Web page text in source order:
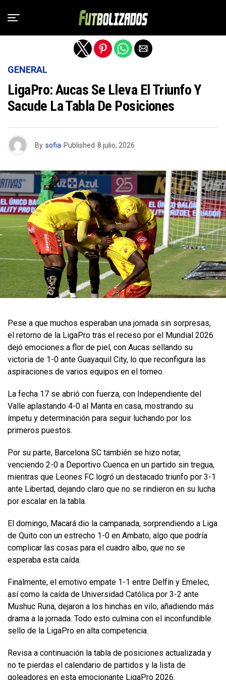
GENERAL
LigaPro: Aucas Se Lleva El Triunfo Y
Sacude La Tabla De Posiciones
By sofia Published 8 julio, 2026
Pese a que muchos esperaban una jornada sin sorpresas,
el retorno de la LigaPro tras el receso por el Mundial 2026
dejó emociones a flor de piel, con Aucas sellando su
victoria de 1-0 ante Guayaquil City, lo que reconfigura las
aspiraciones de varios equipos en el torneo.
La fecha 17 se abrió con fuerza, con Independiente del
Valle aplastando 4-0 al Manta en casa, mostrando su
ímpetu y determinación para seguir luchando por los
primeros puestos.
Por su parte, Barcelona SC también se hizo notar,
venciendo 2-0 a Deportivo Cuenca en un partido sin tregua,
mientras que Leones FC logró un destacado triunfo por 3-1
ante Libertad, dejando claro que no se rindieron en su lucha
por escalar en la tabla.
El domingo, Macará dio la campanada, sorprendiendo a Liga
de Quito con un estrecho 1-0 en Ambato, algo que podría
complicar las cosas para el cuadro albo, que no se
esperaba esta caída.
Finalmente, el emotivo empate 1-1 entre Delfín y Emelec,
así como la caída de Universidad Católica por 3-2 ante
Mushuc Runa, dejaron a los hinchas en vilo, añadiendo más
drama a la jornada. Todo esto culmina con el inconfundible
sello de la LigaPro en alta competencia.
Revisa a continuación la tabla de posiciones actualizada y
no te pierdas el calendario de partidos y la lista de
goleadores en esta emocionante LigaPro 2026.
Salir de la versión móvil